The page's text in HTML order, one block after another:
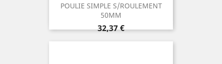
POULIE SIMPLE S/ROULEMENT
50MM
Prix
32,37 €